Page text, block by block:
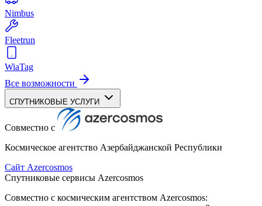
Nimbus
Fleetrun
WiaTag
Все возможности
СПУТНИКОВЫЕ УСЛУГИ
Совместно с
Космическое агентство Азербайджанской Республики
Сайт Azercosmos
Спутниковые сервисы Azercosmos
Совместно с космическим агентством Azercosmos: